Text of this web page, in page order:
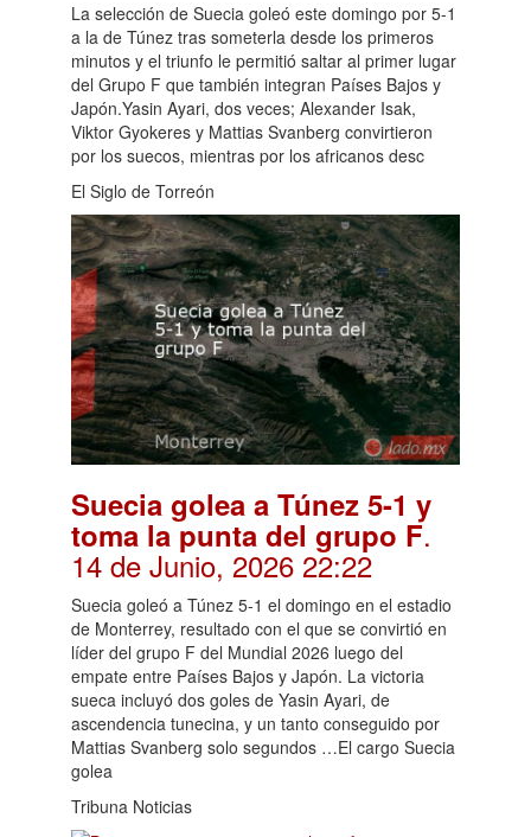
La selección de Suecia goleó este domingo por 5-1
a la de Túnez tras someterla desde los primeros
minutos y el triunfo le permitió saltar al primer lugar
del Grupo F que también integran Países Bajos y
Japón.Yasin Ayari, dos veces; Alexander Isak,
Viktor Gyokeres y Mattias Svanberg convirtieron
por los suecos, mientras por los africanos desc
El Siglo de Torreón
Suecia golea a Túnez 5-1 y
toma la punta del grupo F.
14 de Junio, 2026 22:22
Suecia goleó a Túnez 5-1 el domingo en el estadio
de Monterrey, resultado con el que se convirtió en
líder del grupo F del Mundial 2026 luego del
empate entre Países Bajos y Japón. La victoria
sueca incluyó dos goles de Yasin Ayari, de
ascendencia tunecina, y un tanto conseguido por
Mattias Svanberg solo segundos …El cargo Suecia
golea
Tribuna Noticias